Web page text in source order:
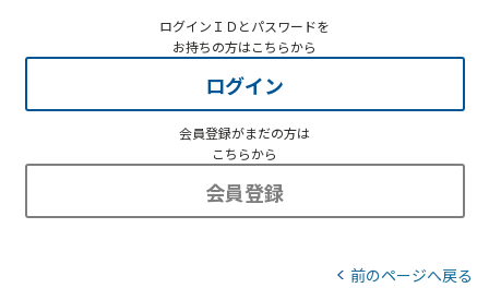
ログインＩＤとパスワードを
お持ちの方はこちらから
ログイン
会員登録がまだの方は
こちらから
会員登録
前のページへ戻る